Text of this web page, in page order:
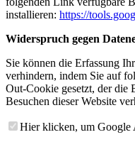
installieren: https://
Widerspruch gegen
Sie können die Erfassung
verhindern, indem Sie auf
Out-Cookie gesetzt, der die
Besuchen dieser Website
Hier klicken, um Google